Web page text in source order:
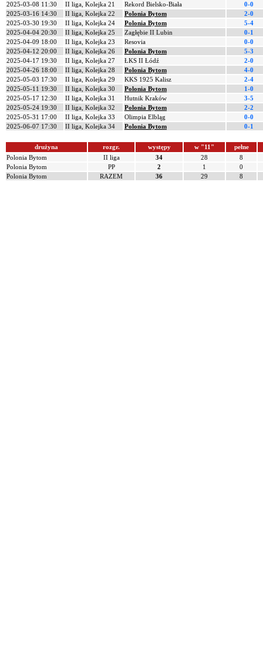
2025-03-08 11:30
II liga, Kolejka 21 Rekord Bielsko-Biała
0-0
2025-03-16 14:30
II liga, Kolejka 22 Polonia Bytom
2-0
2025-03-30 19:30
II liga, Kolejka 24 Polonia Bytom
5-4
2025-04-04 20:30
II liga, Kolejka 25 Zagłębie II Lubin
0-1
2025-04-09 18:00
II liga, Kolejka 23 Resovia
0-0
2025-04-12 20:00
II liga, Kolejka 26 Polonia Bytom
5-3
2025-04-17 19:30
II liga, Kolejka 27 ŁKS II Łódź
2-0
2025-04-26 18:00
II liga, Kolejka 28 Polonia Bytom
4-0
2025-05-03 17:30
II liga, Kolejka 29 KKS 1925 Kalisz
2-4
2025-05-11 19:30
II liga, Kolejka 30 Polonia Bytom
1-0
2025-05-17 12:30
II liga, Kolejka 31 Hutnik Kraków
3-5
2025-05-24 19:30
II liga, Kolejka 32 Polonia Bytom
2-2
2025-05-31 17:00
II liga, Kolejka 33 Olimpia Elbląg
0-0
2025-06-07 17:30
II liga, Kolejka 34 Polonia Bytom 0-1
drużyna rozgr. występy w "11"
pełne
Polonia Bytom
II liga 34 28
8
Polonia Bytom
PP 2 1
0
Polonia Bytom
RAZEM 36 29 8